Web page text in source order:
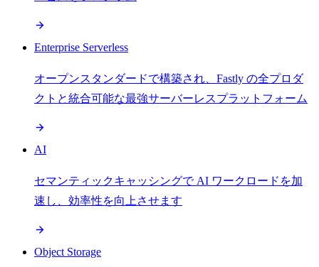
Enterprise Serverless
オープンスタンダードで構築され、Fastly の全プロダ
クトと統合可能な最強サーバーレスプラットフォーム
AI
セマンティックキャッシングで AI ワークロードを加
速し、効率性を向上させます
Object Storage